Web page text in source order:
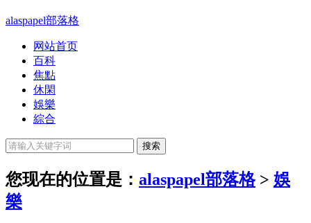
alaspapel部落格
网站首页
百科
焦點
休閑
娛樂
綜合
您现在的位置是： alaspapel部落格> 娛
樂